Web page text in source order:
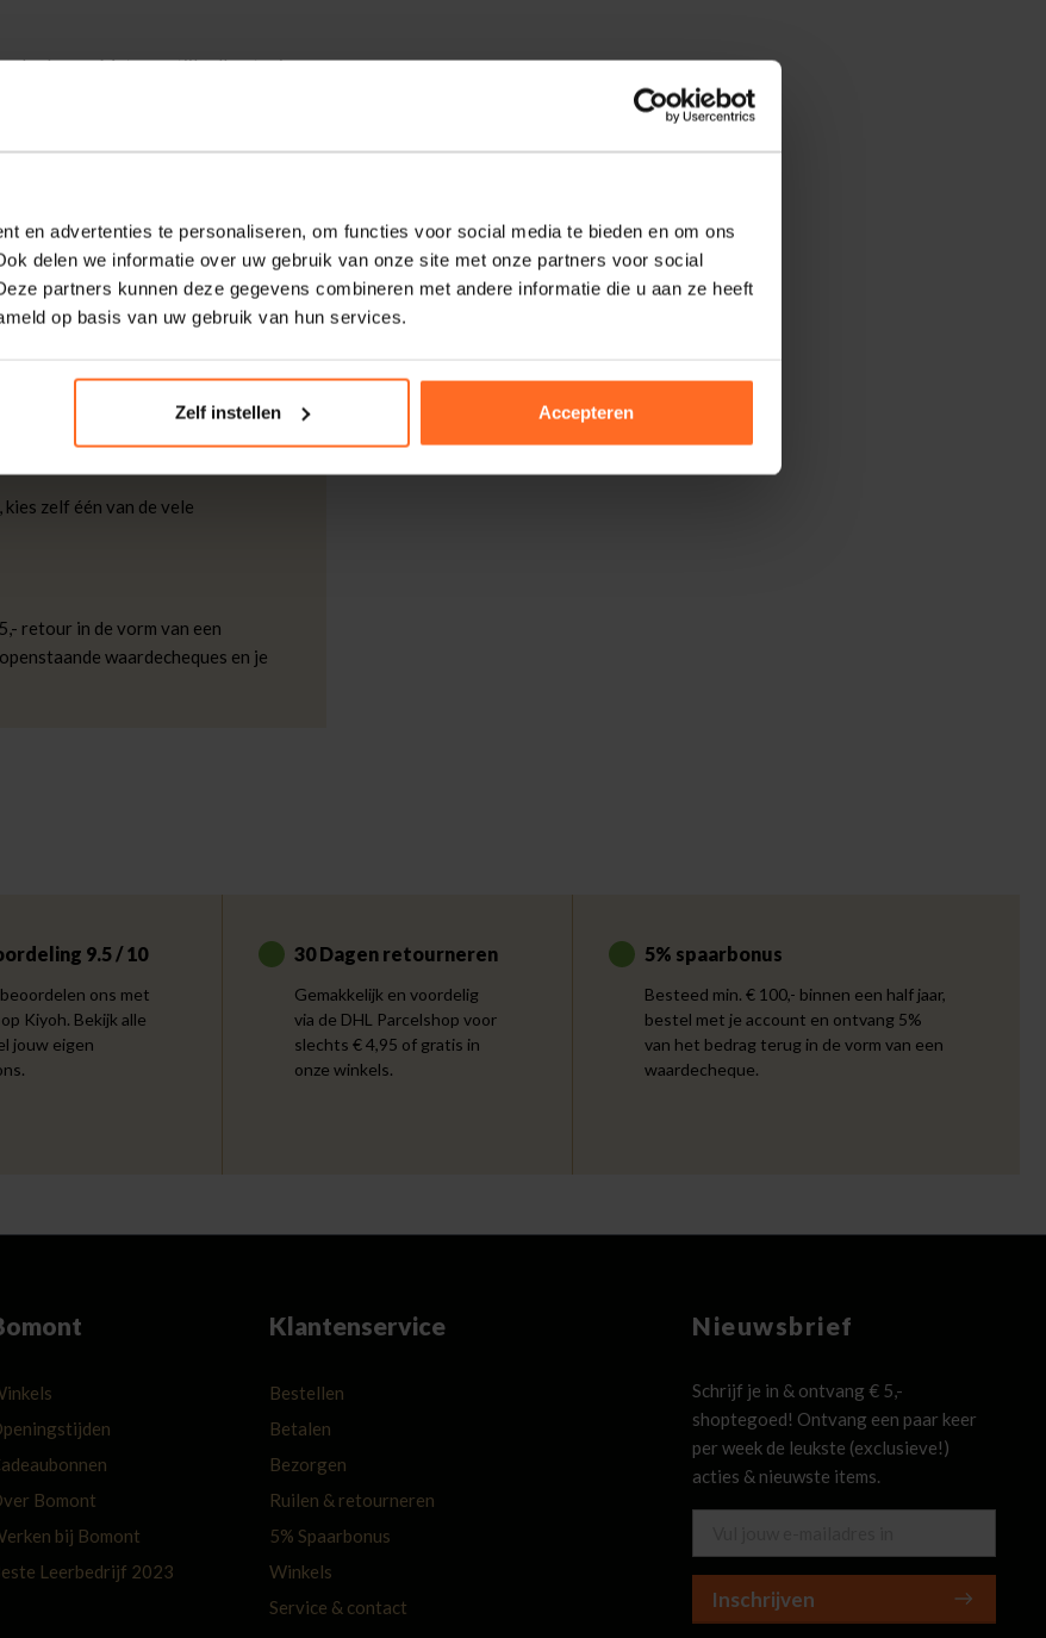
en advertenties te personaliseren, om functies voor social media te bieden en om ons
delen we informatie over uw gebruik van onze site met onze partners voor social
partners kunnen deze gegevens combineren met andere informatie die u aan ze heeft
op basis van uw gebruik van hun services.
Zelf instellen Accepteren
aps. Met een stijlvolle, stevige
maar ook een modieuze
te combineren met verschillende
thuisgeleverd met DHL.
voor slechts € 4,95 of op eigen
ook gratis retourneren.
zelf één van de vele
retour in de vorm van een
waardecheques en je
9.5 / 10
ons met
Kiyoh. Bekijk alle
jouw eigen
30 Dagen retourneren
Gemakkelijk en voordelig
via de DHL Parcelshop voor
slechts € 4,95 of gratis in
onze winkels.
5% spaarbonus
Besteed min. € 100,- binnen een half jaar,
bestel met je account en ontvang 5%
van het bedrag terug in de vorm van een
waardecheque.
Bomont
bij Bomont
Leerbedrijf 2023
Klantenservice
Bestellen
Betalen
Bezorgen
Ruilen & retourneren
5% Spaarbonus
Winkels
Service & contact
Nieuwsbrief
Schrijf je in & ontvang € 5,-
shoptegoed! Ontvang een paar keer
per week de leukste (exclusieve!)
acties & nieuwste items.
Inschrijven